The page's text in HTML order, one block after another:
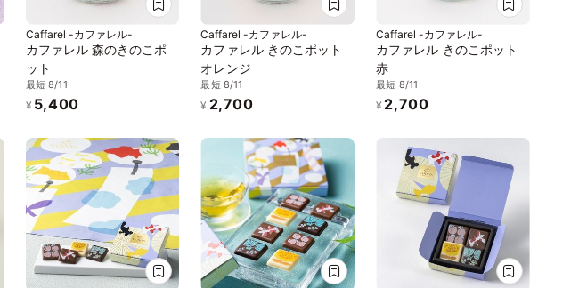
Caffarel -カファレル-
カファレル 森のきのこポ
ット
最短 8/11
¥ 5,400
Caffarel -カファレル-
カファレル きのこポット
オレンジ
最短 8/11
¥ 2,700
Caffarel -カファレル-
カファレル きのこポット
赤
最短 8/11
¥ 2,700